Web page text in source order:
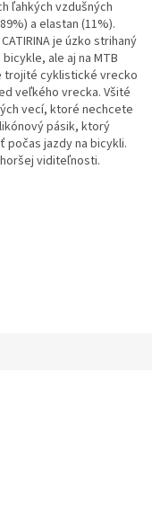
ľahkých vzdušných
a elastan (11%).
je úzko strihaný
ale aj na MTB
trojité cyklistické vrecko
veľkého vrecka. Všité
vecí, ktoré nechcete
pásik, ktorý
počas jazdy na bicykli.
viditeľnosti.